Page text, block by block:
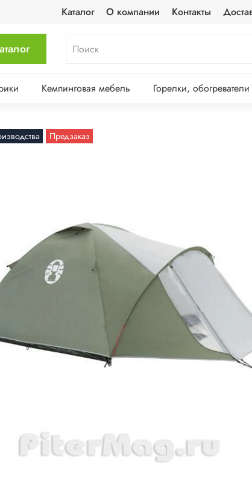
Каталог О компании Контакты
Кемпинговая мебель Горелки,
Предзаказ